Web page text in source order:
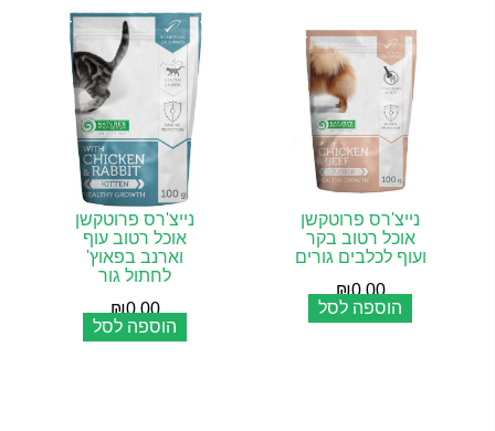
נייצ'רס פרוטקשן
אוכל רטוב בקר
ועוף לכלבים גורים
₪0.00
הוספה לסל
נייצ'רס פרוטקשן
אוכל רטוב עוף
וארנב בפאוץ'
לחתול גור
₪0.00
הוספה לסל